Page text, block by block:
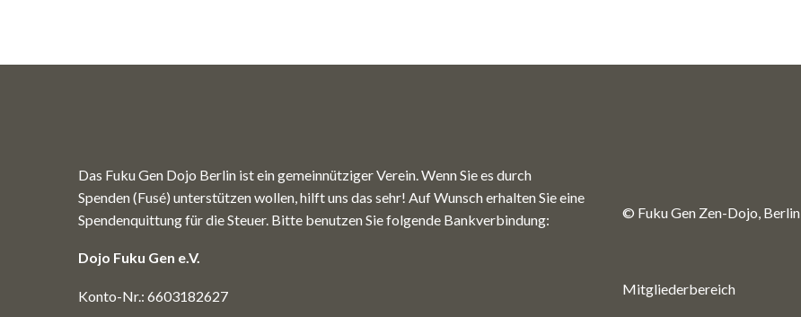
Das Fuku Gen Dojo Berlin ist ein gemeinnütziger Verein. Wenn Sie es durch
Spenden (Fusé) unterstützen wollen, hilft uns das sehr! Auf Wunsch erhalten Sie eine
Spendenquittung für die Steuer. Bitte benutzen Sie folgende Bankverbindung:
Dojo Fuku Gen e.V.
Konto-Nr.: 6603182627
© Fuku Gen Zen-Dojo, Berlin
Mitgliederbereich